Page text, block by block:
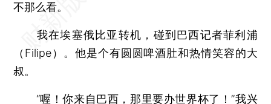
不那么看。
我在埃塞俄比亚转机，碰到巴西记者菲利浦
（Filipe）。他是个有圆圆啤酒肚和热情笑容的大
叔。
“喔！你来自巴西，那里要办世界杯了！”我兴